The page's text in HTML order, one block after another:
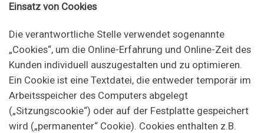
Einsatz von Cookies
Die verantwortliche Stelle verwendet sogenannte
„Cookies“, um die Online-Erfahrung und Online-Zeit des
Kunden individuell auszugestalten und zu optimieren.
Ein Cookie ist eine Textdatei, die entweder temporär im
Arbeitsspeicher des Computers abgelegt
(„Sitzungscookie“) oder auf der Festplatte gespeichert
wird („permanenter“ Cookie). Cookies enthalten z.B.